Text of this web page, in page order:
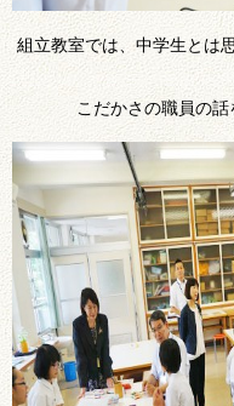
組立教室では、中学生とは
こだかさの職員の話